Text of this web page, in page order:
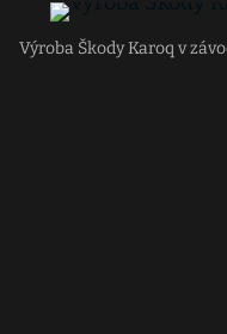
Výroba Škody Karoq v